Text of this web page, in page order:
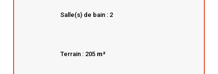
Salle(s) de bain : 2
Terrain : 205 m²